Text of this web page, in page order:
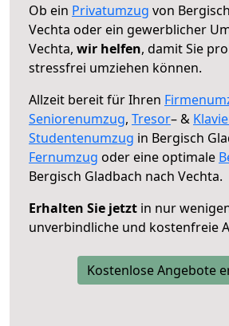
Ob ein Privatumzug von
Vechta oder ein gewerblicher
Vechta, wir helfen, damit Sie
stressfrei umziehen können.
Allzeit bereit für Ihren
Seniorenumzug, Tresor– &
Studentenumzug in Bergisch
Fernumzug oder eine optimale
Bergisch Gladbach nach Vechta.
Erhalten Sie jetzt in nur
unverbindliche und kostenfreie
Kostenlose Angebote